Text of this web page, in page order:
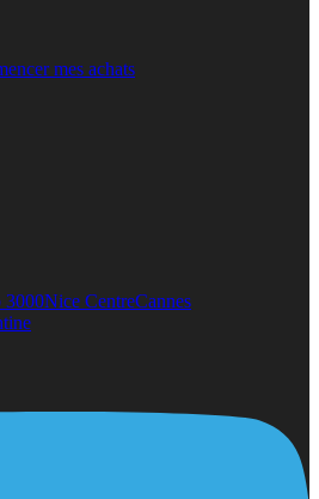
mes achats
3000Nice CentreCannes